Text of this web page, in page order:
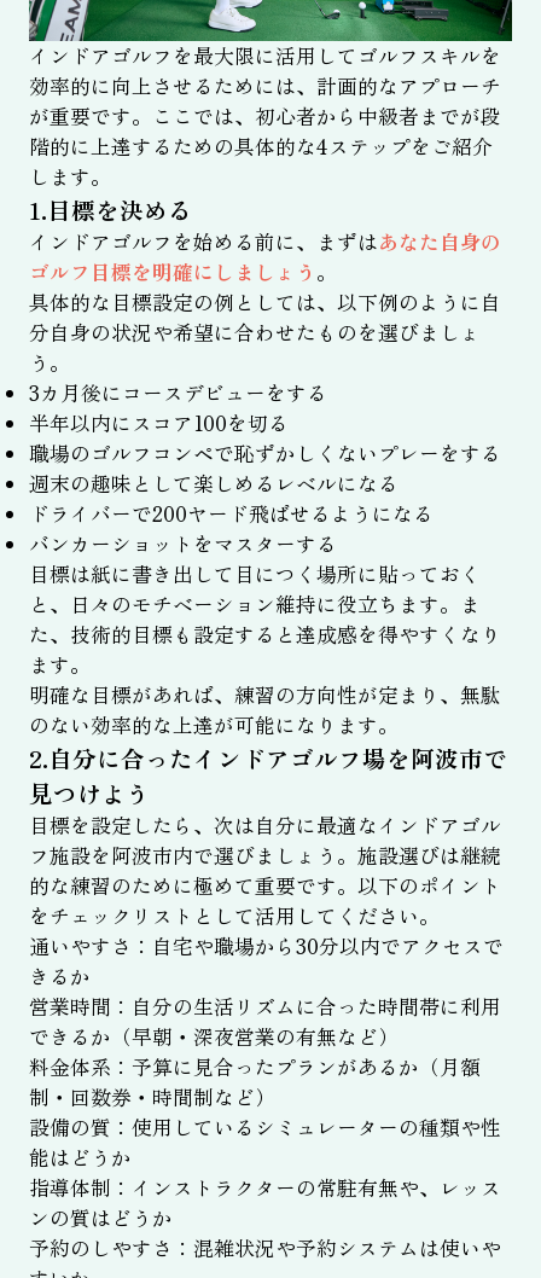
インドアゴルフを最大限に活用してゴルフスキルを
効率的に向上させるためには、計画的なアプローチ
が重要です。ここでは、初心者から中級者までが段
階的に上達するための具体的な4ステップをご紹介
します。
1.目標を決める
インドアゴルフを始める前に、まずはあなた自身の
ゴルフ目標を明確にしましょう 。
具体的な目標設定の例としては、以下例のように自
分自身の状況や希望に合わせたものを選びましょ
う。
3カ月後にコースデビューをする
半年以内にスコア100を切る
職場のゴルフコンペで恥ずかしくないプレーをする
週末の趣味として楽しめるレベルになる
ドライバーで200ヤード飛ばせるようになる
バンカーショットをマスターする
目標は紙に書き出して目につく場所に貼っておく
と、日々のモチベーション維持に役立ちます。ま
た、技術的目標も設定すると達成感を得やすくなり
ます。
明確な目標があれば、練習の方向性が定まり、無駄
のない効率的な上達が可能になります。
2.自分に合ったインドアゴルフ場を阿波市で
見つけよう
目標を設定したら、次は自分に最適なインドアゴル
フ施設を阿波市内で選びましょう。施設選びは継続
的な練習のために極めて重要です。以下のポイント
をチェックリストとして活用してください。
通いやすさ：自宅や職場から30分以内でアクセスで
きるか
営業時間：自分の生活リズムに合った時間帯に利用
できるか（早朝・深夜営業の有無など）
料金体系：予算に見合ったプランがあるか（月額
制・回数券・時間制など）
設備の質：使用しているシミュレーターの種類や性
能はどうか
指導体制：インストラクターの常駐有無や、レッス
ンの質はどうか
予約のしやすさ：混雑状況や予約システムは使いや